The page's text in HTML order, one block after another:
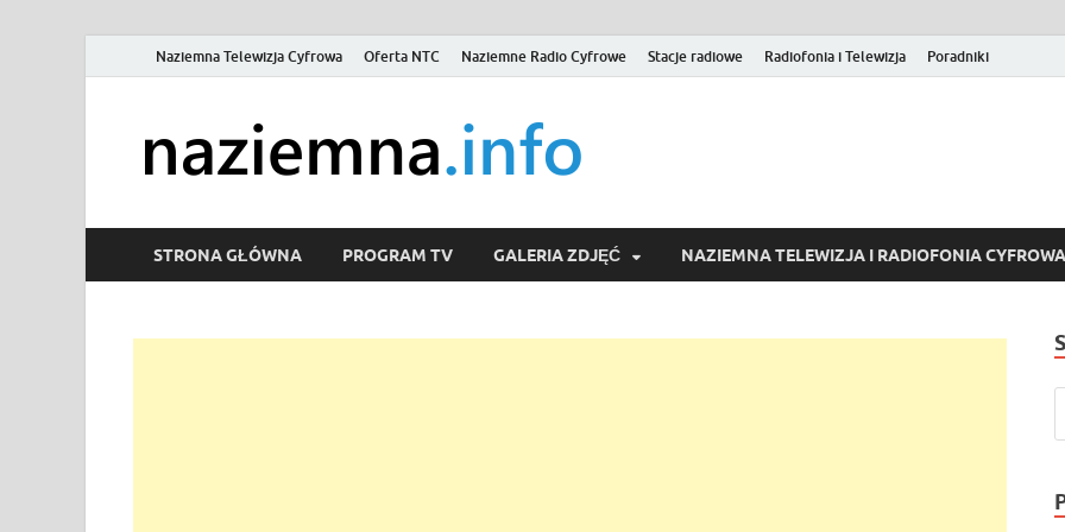
Naziemna Telewizja Cyfrowa Oferta NTC Naziemne Radio Cyfrowe Stacje radiowe Radiofonia i Telewizja Poradniki
Wideo online, VOD
STRONA GŁÓWNA PROGRAM TV GALERIA ZDJĘĆ NAZIEMNA TELEWIZJA I RADIOFONIA CYFROWA